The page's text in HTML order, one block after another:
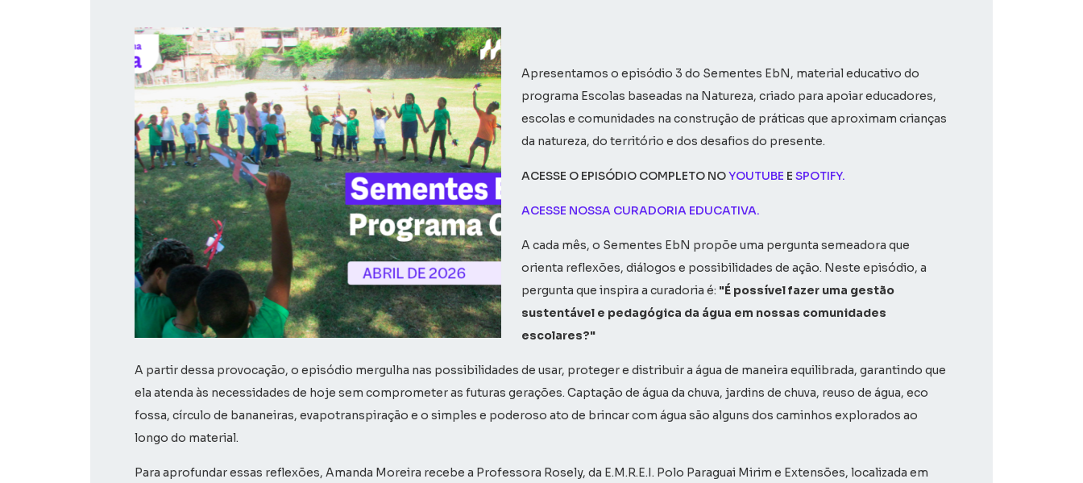
Apresentamos o episódio 3 do Sementes EbN, material educativo do
programa Escolas baseadas na Natureza, criado para apoiar educadores,
escolas e comunidades na construção de práticas que aproximam crianças
da natureza, do território e dos desafios do presente.
ACESSE O EPISÓDIO COMPLETO NOYOUTUBE E SPOTIFY.
ACESSE NOSSA CURADORIA EDUCATIVA.
A cada mês, o Sementes EbN propõe uma pergunta semeadora que
orienta reflexões, diálogos e possibilidades de ação. Neste episódio, a
pergunta que inspira a curadoria é: "É possível fazer uma gestão
sustentável e pedagógica da água em nossas comunidades
escolares?"
A partir dessa provocação, o episódio mergulha nas possibilidades de usar, proteger e distribuir a água de maneira equilibrada, garantindo que
ela atenda às necessidades de hoje sem comprometer as futuras gerações. Captação de água da chuva, jardins de chuva, reuso de água, eco
fossa, círculo de bananeiras, evapotranspiração e o simples e poderoso ato de brincar com água são alguns dos caminhos explorados ao
longo do material.
Para aprofundar essas reflexões, Amanda Moreira recebe a Professora Rosely, da E.M.R.E.I. Polo Paraguai Mirim e Extensões, localizada em